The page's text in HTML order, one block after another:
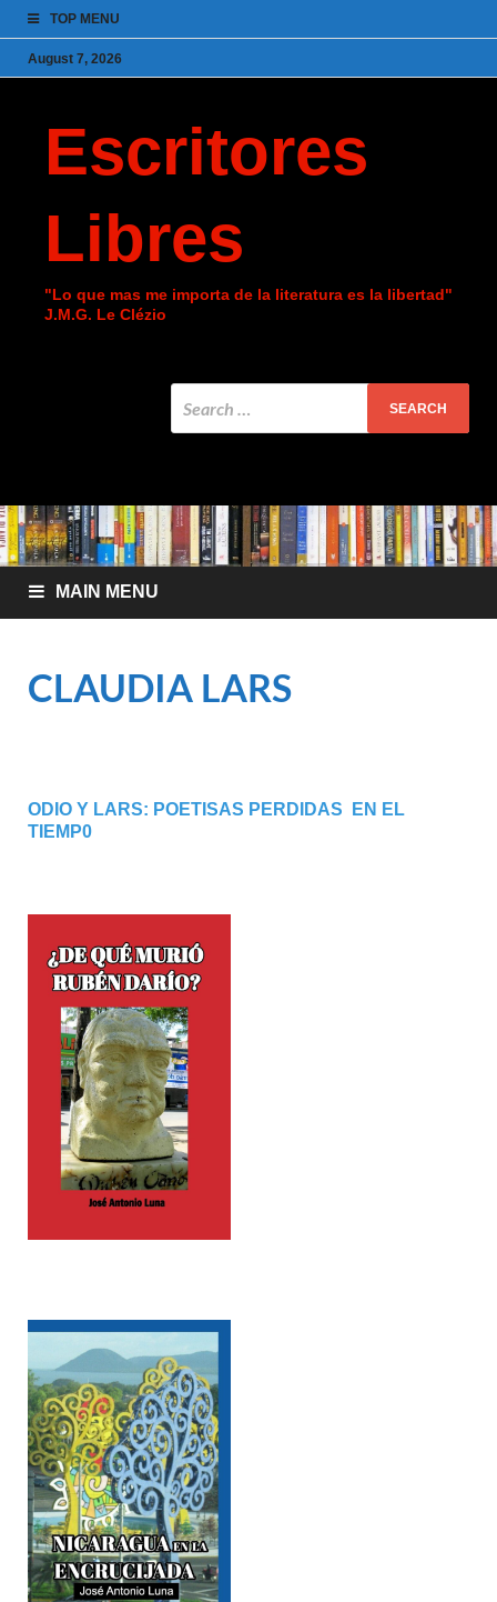
TOP MENU
August 7, 2026
Escritores
Libres
"Lo que mas me importa de la literatura es la libertad"
J.M.G. Le Clézio
MAIN MENU
CLAUDIA LARS
ODIO Y LARS: POETISAS PERDIDAS
EN EL
TIEMP0